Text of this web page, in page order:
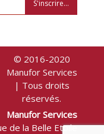
S'inscrire...
Manufor Services
de la Belle Etoile
© 2016-2020
Manufor Services
| Tous droits
réservés.